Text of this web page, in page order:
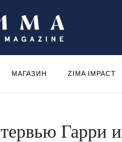
МАГАЗИН ZIMA IMPACT
Гарри и